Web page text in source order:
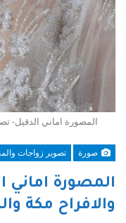
المصورة اماني الدقيل-
صورة
المصورة اماني
والافراح مكة